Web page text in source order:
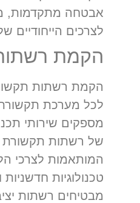
תקשורת
לעסקים
תחזוקת
שרתים
לעסקים
אבטחה מתקדמות,
לצרכים הייחודיים
הקמת
הקמת רשתות
לכל מערכת תקשורת
מספקים שירותי
של רשתות
המותאמות לצרכי
טכנולוגיות
מבטיחים רשתות